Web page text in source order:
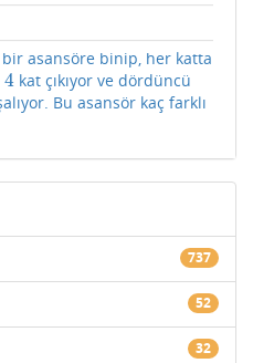
asansöre binip, her katta
4
4kat çıkıyor ve dördüncü
Bu asansör kaç farklı
737
52
32